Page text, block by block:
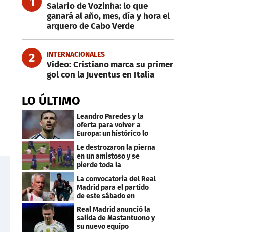
Salario de Vozinha: lo que
ganará al año, mes, día y hora el
arquero de Cabo Verde
2 INTERNACIONALES
Video: Cristiano marca su primer
gol con la Juventus en Italia
LO ÚLTIMO
Leandro Paredes y la
oferta para volver a
Europa: un histórico lo
Le destrozaron la pierna
en un amistoso y se
pierde toda la
temporada en LaLiga
La convocatoria del Real
Madrid para el partido
de este sábado en
Budapest
Real Madrid anunció la
salida de Mastantuono y
su nuevo equipo